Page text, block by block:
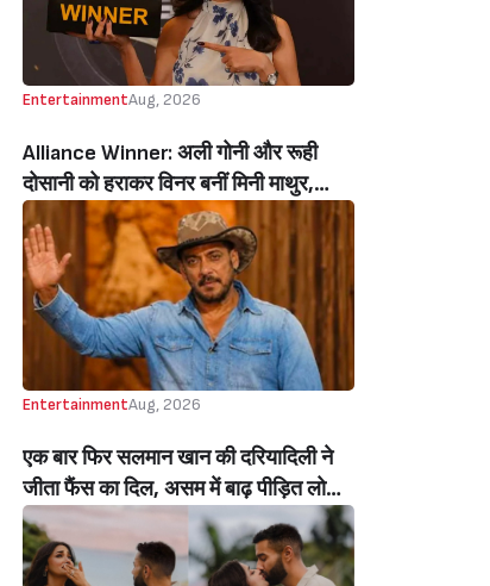
EntertainmentAug, 2026
Alliance Winner: अली गोनी और रूही
दोसानी को हराकर विनर बनीं मिनी माथुर,
इनाम में मिले 50 लाख रुपये और चमचमाती ही
ट्रॉफी (Mini Mathur Lifts Trophy
Beats Aly Goni And Ruhee Dosani)
EntertainmentAug, 2026
एक बार फिर सलमान खान की दरियादिली ने
जीता फैंस का दिल, असम में बाढ़ पीड़ित लोगों
की मदद के लिए सलमान ने मिलाया NGO से
हाथ, बेघर लोगों के लिए बनवाएंगे 500 घर